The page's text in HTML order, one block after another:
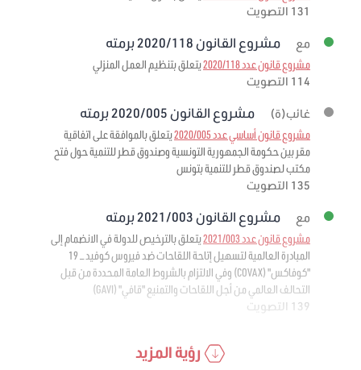
131 التصويت
مع مشروع القانون 2020/118 برمته
مشروع قانون عدد 2020/118
يتعلق بتنظيم العمل المنزلي
114 التصويت
غائب(ة) مشروع القانون 2020/005 برمته
مشروع قانون أساسي عدد 2020/005
يتعلق بالموافقة على اتفاقية
مقر بين حكومة الجمهورية التونسية وصندوق قطر للتنمية حول فتح
مكتب لصندوق قطر للتنمية بتونس
135 التصويت
مع مشروع القانون 2021/003 برمته
مشروع قانون عدد 2021/003
يتعلق بالترخيص للدولة في الانضمام إلى
المبادرة العالمية لتسهيل إتاحة اللقاحات ضد فيروس كوفيد – 19
"كوفاكس" (COVAX) وفي الالتزام بالشروط العامة المحددة من قبل
التحالف العالمي من أجل اللقاحات والتمنيع "قافي" (GAVI)
139 التصويت
رؤية المزيد